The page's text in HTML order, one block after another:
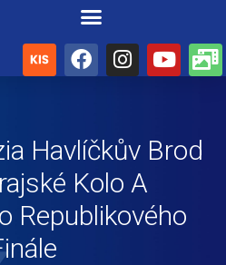
Havlíčkův Brod
Kolo A
Republikového